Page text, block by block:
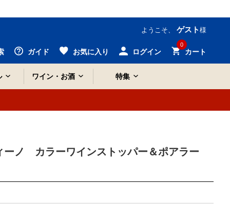
ようこそ、 ゲスト 様
ガイド お気に入り ログイン
0
カート
ワイン・お酒 特集
ノ カラーワインストッパー＆ポアラー